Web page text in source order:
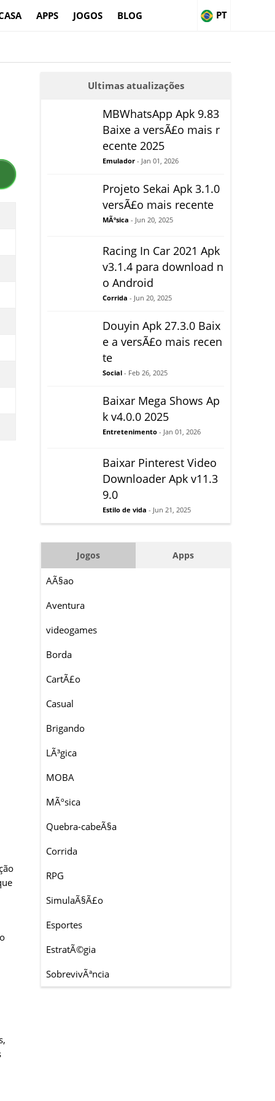
APPS JOGOS BLOG PT
Ultimas atualizações
MBWhatsApp Apk 9.83
Baixe a versÃ£o mais r
ecente 2025
Emulador - Jan 01, 2026
Projeto Sekai Apk 3.1.0
versÃ£o mais recente
MÃºsica - Jun 20, 2025
Racing In Car 2021 Apk
v3.1.4 para download n
o Android
Corrida - Jun 20, 2025
Douyin Apk 27.3.0 Baix
e a versÃ£o mais recen
te
Social - Feb 26, 2025
Baixar Mega Shows Ap
k v4.0.0 2025
Entretenimento - Jan 01, 2026
Baixar Pinterest Video
Downloader Apk v11.3
9.0
Estilo de vida - Jun 21, 2025
Jogos Apps
AÃ§ao
Aventura
videogames
Borda
CartÃ£o
Casual
Brigando
LÃ³gica
MOBA
MÃºsica
Quebra-cabeÃ§a
Corrida
RPG
SimulaÃ§Ã£o
Esportes
EstratÃ©gia
SobrevivÃªncia